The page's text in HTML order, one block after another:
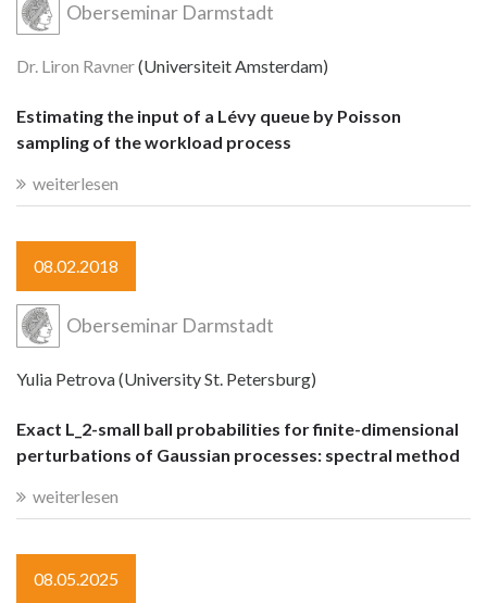
Oberseminar Darmstadt
Dr. Liron Ravner(Universiteit Amsterdam)
Estimating the input of a Lévy queue by Poisson
sampling of the workload process
weiterlesen
08.02.2018
Oberseminar Darmstadt
Yulia Petrova (University St. Petersburg)
Exact L_2-small ball probabilities for finite-dimensional
perturbations of Gaussian processes: spectral method
weiterlesen
08.05.2025